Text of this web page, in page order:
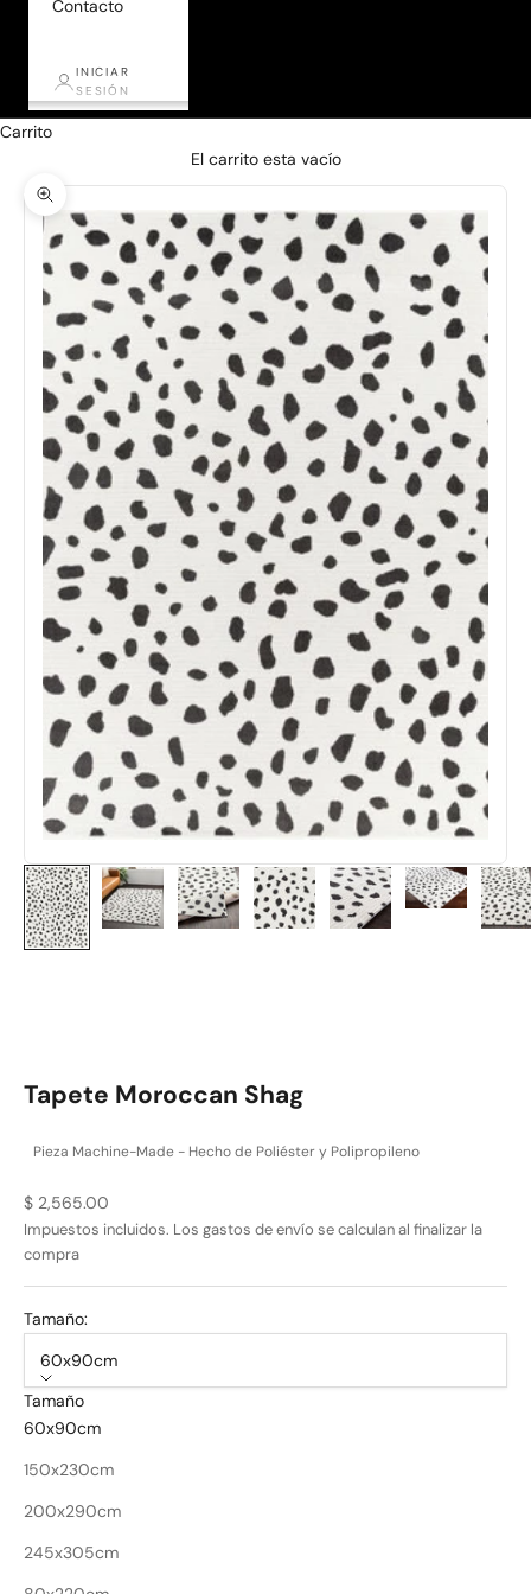
Contacto
INICIAR
SESIÓN
Carrito
El carrito esta vacío
Zoom
Tapete Moroccan Shag
Pieza Machine-Made - Hecho de Poliéster y Polipropileno
Precio de oferta
$ 2,565.00
Impuestos incluidos. Los gastos de envío se calculan al finalizar la
compra
Tamaño:
60x90cm
Tamaño
60x90cm
150x230cm
200x290cm
245x305cm